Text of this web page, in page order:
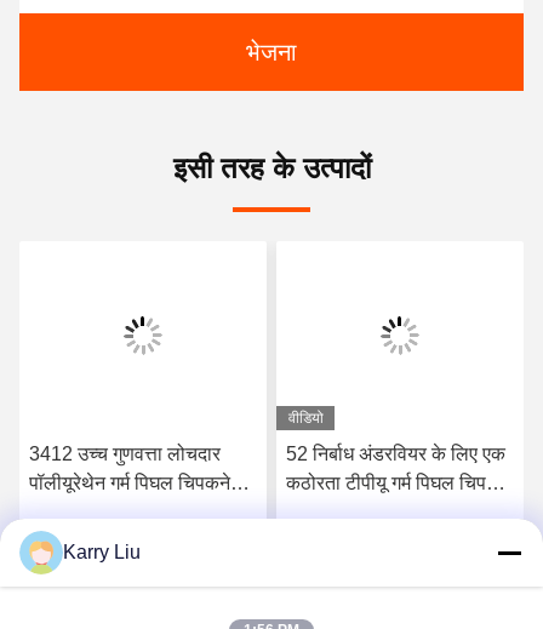
भेजना
इसी तरह के उत्पादों
3412 उच्च गुणवत्ता लोचदार
पॉलीयूरेथेन गर्म पिघल चिपकने
सर्वोत्तम मूल्य प्राप्त करें
वीडियो
52 निर्बाध अंडरवियर के लिए एक
कठोरता टीपीयू गर्म पिघल चिपकने
Karry Liu